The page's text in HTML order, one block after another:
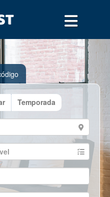
Temporada